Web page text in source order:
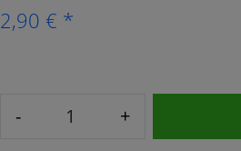
2,90 € *
- +